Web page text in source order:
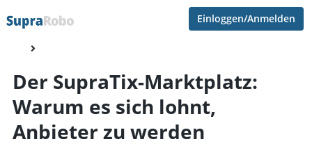
Einloggen/Anmelden
Der SupraTix-Marktplatz:
Warum es sich lohnt,
Anbieter zu werden